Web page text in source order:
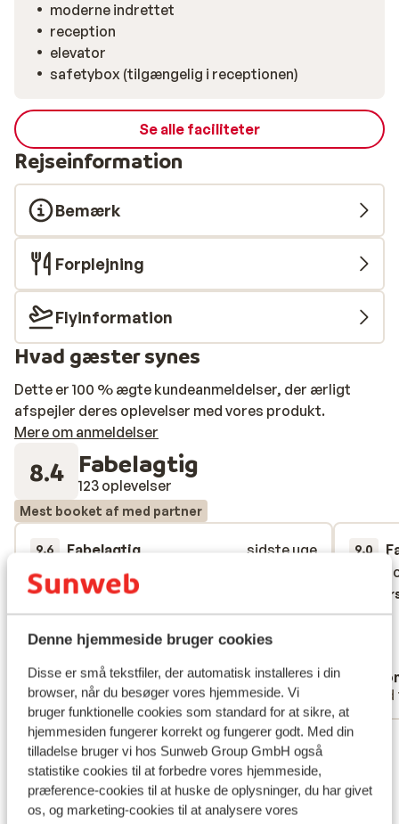
Denne hjemmeside bruger cookies
Disse er små tekstfiler, der automatisk installeres i din
browser, når du besøger vores hjemmeside. Vi
bruger funktionelle cookies som standard for at sikre, at
hjemmesiden fungerer korrekt og fungerer godt. Med din
tilladelse bruger vi hos Sunweb Group GmbH også
statistike cookies til at forbedre vores hjemmeside,
præference-cookies til at huske de oplysninger, du har givet
os, og marketing-cookies til at analysere vores
moderne indrettet
reception
elevator
safetybox (tilgængelig i receptionen)
Se alle faciliteter
Rejseinformation
Bemærk
Forplejning
Flyinformation
Hvad gæster synes
Dette er 100 % ægte kundeanmeldelser, der ærligt
afspejler deres oplevelser med vores produkt.
Mere om anmeldelser
8.4 Fabelagtig
123 oplevelser
Mest booket af med partner
9.6 Fabelagtig
sidste uge
Rent modernt fräscht. Härlig pool.Härlig
frukost, där enligt mig fanns allt man
behöver till frukost. Nybakat bröd och
frallor varje morgon uppskattas.
Rent modernt fräscht. Härlig pool.Härlig
frukost, där enligt mig fanns allt man
behöver till frukost. Nybakat bröd och
frallor varje morgon uppskattas.
Anonym
Med partner
9.0
Litet
Litet
Se alle 123 anmeldelser
Lokation